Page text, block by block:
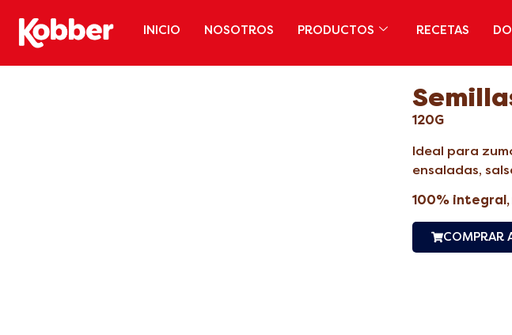
INICIO NOSOTROS PRODUCTOS RECETAS
120G
Ideal para
ensaladas,
100%
COMPRAR